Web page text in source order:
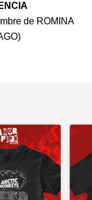
de ROMINA